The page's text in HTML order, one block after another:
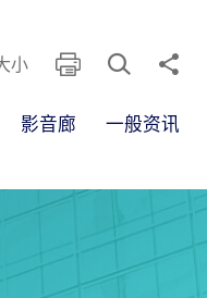
小 列印 开启搜寻框
分享
影音廊 一般资讯